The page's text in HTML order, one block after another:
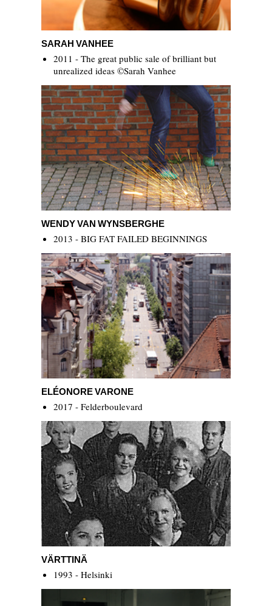
SARAH VANHEE
2011 - The great public sale of brilliant but
unrealized ideas ©Sarah Vanhee
WENDY VAN WYNSBERGHE
2013 - BIG FAT FAILED BEGINNINGS
Eléonore Varone
ELÉONORE VARONE
2017 - Felderboulevard
Värttinä
VÄRTTINÄ
1993 - Helsinki